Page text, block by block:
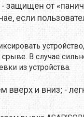
SOURCE
TENDON
THERMACELL
TRAVEL EXTREME
- защищен от
если
В случае
из устройства.
вверх и вниз; -